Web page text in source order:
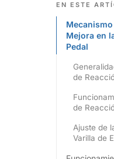
EN ESTE
Mejora en
Pedal
de
de
Ajuste de
Varilla de